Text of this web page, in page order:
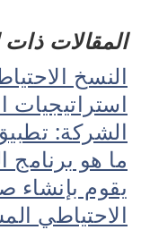
المقالات ذات
النسخ
استراتيجيات
الشركة:
ما هو برنامج
يقوم بإنشاء
الاحتياطي